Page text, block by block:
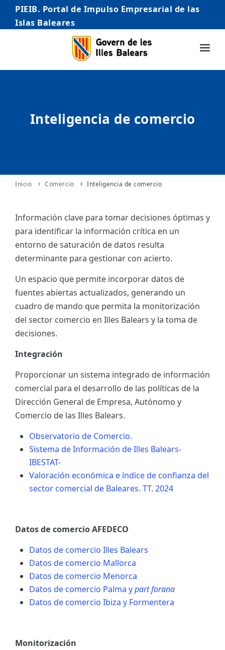
PIEIB. Portal de Impulso Empresarial de las
Islas Baleares
INICIO
AUTÓNOMO/AUTÓNOMA
INTERNACIONALIZACIÓN
ES
Inteligencia de comercio
Inicio Comercio Inteligencia de comercio
Información clave para tomar decisiones óptimas y
para identificar la información crítica en un
entorno de saturación de datos resulta
determinante para gestionar con acierto.
Un espacio que permite incorporar datos de
fuentes abiertas actualizados, generando un
cuadro de mando que permita la monitorización
del sector comercio en Illes Balears y la toma de
decisiones.
Integración
Proporcionar un sistema integrado de información
comercial para el desarrollo de las políticas de la
Dirección General de Empresa, Autónomo y
Comercio de las Illes Balears.
Observatorio de Comercio.
Sistema de Información de Illes Balears-
IBESTAT-
Valoración económica e índice de confianza del
sector comercial de Baleares. TT. 2024
Datos de comercio AFEDECO
Datos de comercio Illes Balears
Datos de comercio Mallorca
Datos de comercio Menorca
Datos de comercio Palma ypart forana
Datos de comercio Ibiza y Formentera
Monitorización